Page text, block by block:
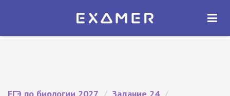
Экзамер — ЕГЭ 2027
ОТКРЫТЬ